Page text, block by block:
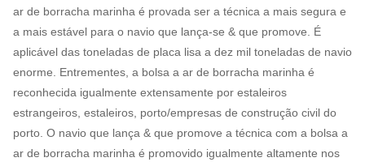
ar de borracha marinha é provada ser a técnica a mais segura e
a mais estável para o navio que lança-se & que promove. É
aplicável das toneladas de placa lisa a dez mil toneladas de navio
enorme. Entrementes, a bolsa a ar de borracha marinha é
reconhecida igualmente extensamente por estaleiros
estrangeiros, estaleiros, porto/empresas de construção civil do
porto. O navio que lança & que promove a técnica com a bolsa a
ar de borracha marinha é promovido igualmente altamente nos